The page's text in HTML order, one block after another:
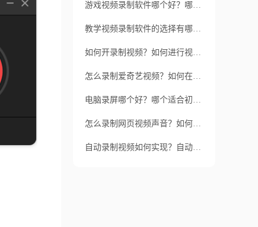
游戏视频录制软件哪个好？哪个软件适合游戏录制？
教学视频录制软件的选择有哪些？录制教学视频需要哪些软件？
如何开录制视频？如何进行视频录制？
怎么录制爱奇艺视频？如何在爱奇艺上录制视频？
电脑录屏哪个好？哪个适合初学者？
怎么录制网页视频声音？如何在网页上录制视频声音？
自动录制视频如何实现？自动录制视频有哪些应用场景？